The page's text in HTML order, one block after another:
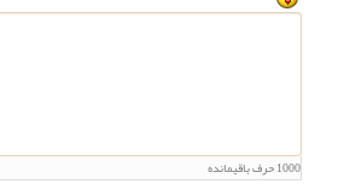
1000حرف باقیمانده